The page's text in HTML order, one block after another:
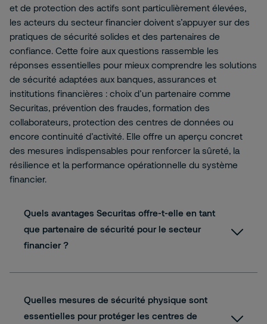
et de protection des actifs sont particulièrement élevées,
les acteurs du secteur financier doivent s’appuyer sur des
pratiques de sécurité solides et des partenaires de
confiance. Cette foire aux questions rassemble les
réponses essentielles pour mieux comprendre les solutions
de sécurité adaptées aux banques, assurances et
institutions financières : choix d’un partenaire comme
Securitas, prévention des fraudes, formation des
collaborateurs, protection des centres de données ou
encore continuité d’activité. Elle offre un aperçu concret
des mesures indispensables pour renforcer la sûreté, la
résilience et la performance opérationnelle du système
financier.
Quels avantages Securitas offre-t-elle en tant
que partenaire de sécurité pour le secteur
financier ?
Quelles mesures de sécurité physique sont
essentielles pour protéger les centres de